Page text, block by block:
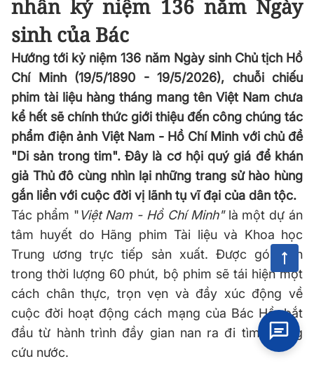
nhân kỷ niệm 136 năm Ngày
sinh của Bác
Hướng tới kỷ niệm 136 năm Ngày sinh Chủ tịch Hồ
Chí Minh (19/5/1890 - 19/5/2026), chuỗi chiếu
phim tài liệu hàng tháng mang tên Việt Nam chưa
kể hết sẽ chính thức giới thiệu đến công chúng tác
phẩm điện ảnh Việt Nam - Hồ Chí Minh với chủ đề
"Di sản trong tim". Đây là cơ hội quý giá để khán
giả Thủ đô cùng nhìn lại những trang sử hào hùng
gắn liền với cuộc đời vị lãnh tụ vĩ đại của dân tộc.
Tác phẩm "Việt Nam - Hồ Chí Minh"là một dự án
tâm huyết do Hãng phim Tài liệu và Khoa học
Trung ương trực tiếp sản xuất. Được gói gọn
trong thời lượng 60 phút, bộ phim sẽ tái hiện một
cách chân thực, trọn vẹn và đầy xúc động về
cuộc đời hoạt động cách mạng của Bác Hồ, bắt
đầu từ hành trình đầy gian nan ra đi tìm đường
cứu nước.